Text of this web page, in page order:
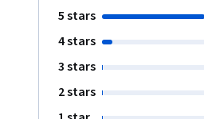
5 stars
4 stars
3 stars
2 stars